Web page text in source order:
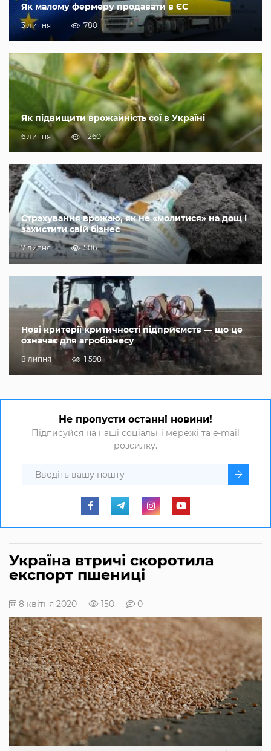
Як малому фермеру продавати в ЄС
3 липня 780
Як підвищити врожайність сої в Україні
6 липня 1 260
Страхування врожаю, як не «молитися» на дощ і
захистити свій бізнес
7 липня 506
Нові критерії критичності підприємств — що це
означає для агробізнесу
8 липня 1 598
Не пропусти останні новини!
Підписуйся на наші соціальні мережі та e-mail
розсилку.
Україна втричі скоротила
експорт пшениці
8 квітня 2020 150 0